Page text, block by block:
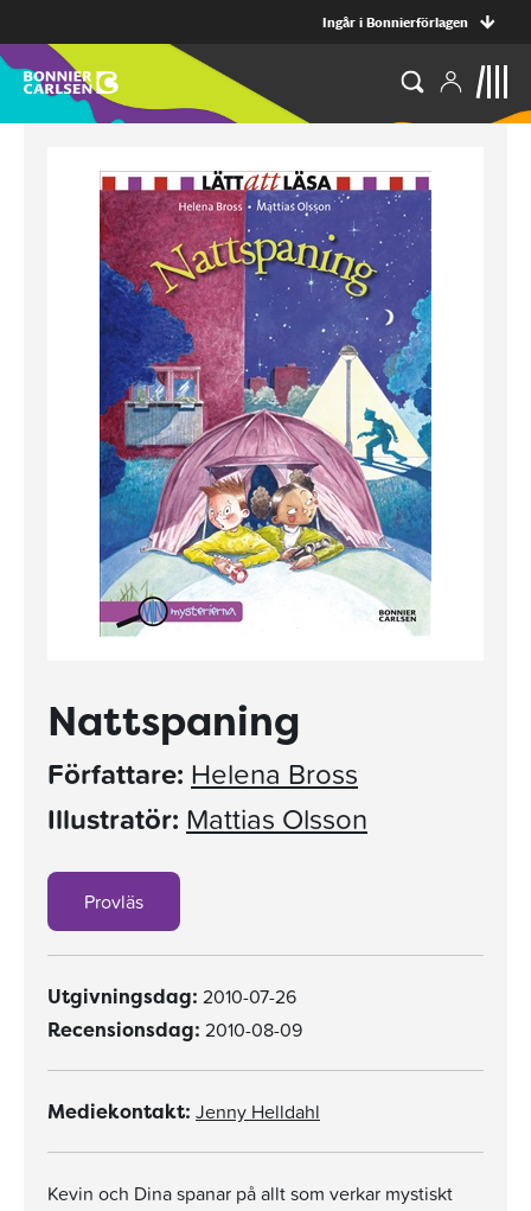
Ingår i Bonnierförlagen
Nattspaning
Författare: Helena Bross
Illustratör: Mattias Olsson
Provläs
Utgivningsdag: 2010-07-26
Recensionsdag: 2010-08-09
Mediekontakt: Jenny Helldahl
Kevin och Dina spanar på allt som verkar mystiskt